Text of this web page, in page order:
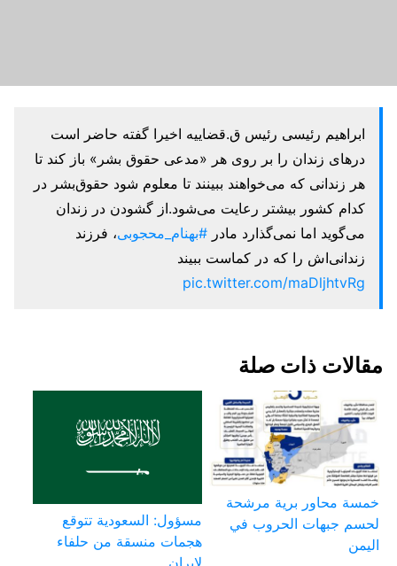
ابراهیم رئیسی رئیس ق.قضاییه اخیرا گفته حاضر است
درهای زندان را بر روی هر «مدعی حقوق بشر» باز کند تا
هر زندانی که می‌خواهند ببینند تا معلوم شود حقوق‌بشر در
کدام کشور بیشتر رعایت می‌شود.از گشودن در زندان
می‌گوید اما نمی‌گذارد مادر #بهنام_محجوبی، فرزند
زندانی‌اش را که در کماست ببیند
pic.twitter.com/maDljhtvRg
مقالات ذات صلة
خمسة محاور برية مرشحة
لحسم جبهات الحروب في
اليمن
مسؤول: السعودية تتوقع
هجمات منسقة من حلفاء
لإيران